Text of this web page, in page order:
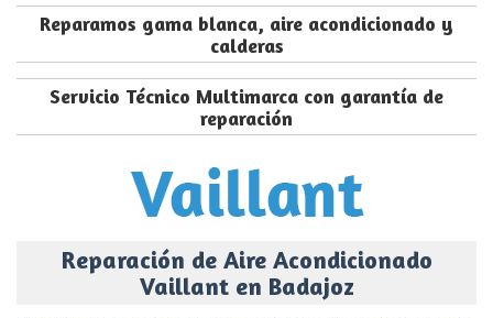
Reparamos gama blanca, aire acondicionado y
calderas
Servicio Técnico Multimarca con garantía de
reparación
Reparación de Aire Acondicionado
Vaillant en Badajoz